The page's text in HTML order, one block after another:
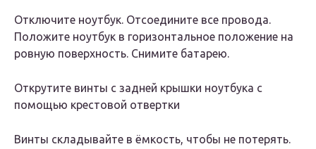
Отключите ноутбук. Отсоедините все провода.
Положите ноутбук в горизонтальное положение на
ровную поверхность. Снимите батарею.
Открутите винты с задней крышки ноутбука с
помощью крестовой отвертки
Винты складывайте в ёмкость, чтобы не потерять.